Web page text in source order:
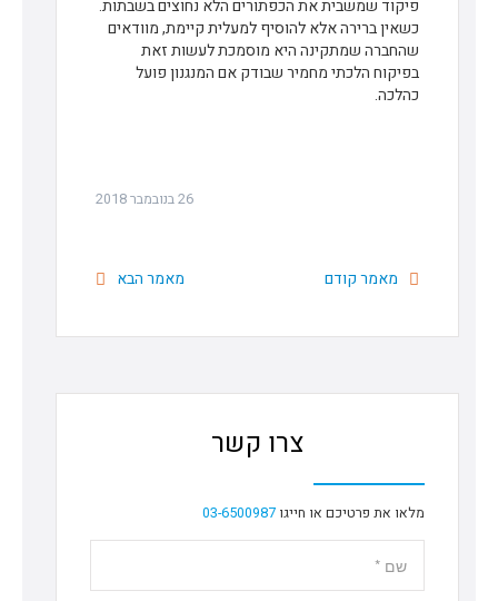
פיקוד שמשבית את הכפתורים הלא נחוצים בשבתות.
כשאין ברירה אלא להוסיף למעלית קיימת, מוודאים
שהחברה שמתקינה היא מוסמכת לעשות זאת
בפיקוח הלכתי מחמיר שבודק אם המנגנון פועל
כהלכה.
26 בנובמבר 2018
מאמר קודם מאמר הבא
צרו קשר
מלאו את פרטיכם או חייגו 03-6500987